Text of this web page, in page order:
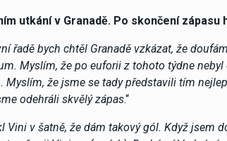
utkání v Granadě. Po skončení zápasu
řadě bych chtěl Granadě vzkázat, že
Myslím, že po euforii z tohoto týdne
že jsme se tady představili tím
odehráli skvělý zápas.“
Vini v šatně, že dám takový gól. Když jsem